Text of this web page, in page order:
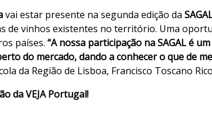
vai estar presente na segunda edição da
de vinhos existentes no território. Uma
países. “A nossa participação na SAGAL é
do mercado, dando a conhecer o que de
da Região de Lisboa, Francisco Toscano
da VEJA Portugal!